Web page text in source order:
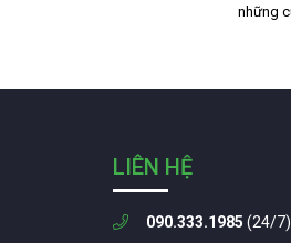
những
LIÊN HỆ
090.333.1985 (24/7)